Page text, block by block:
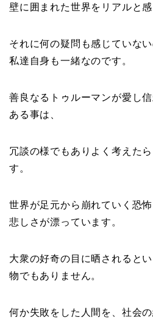
壁に囲まれた世界をリアルと
それに何の疑問も感じていな
私達自身も一緒なのです。
善良なるトゥルーマンが愛し
ある事は、
冗談の様でもありよく考えた
す。
世界が足元から崩れていく恐
悲しさが漂っています。
大衆の好奇の目に晒されると
物でもありません。
何か失敗をした人間を、社会